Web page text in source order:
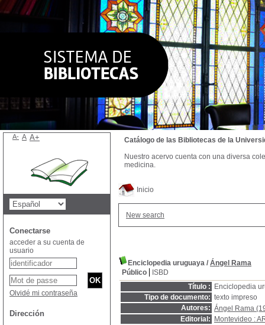
Inicio
New search
Enciclopedia uruguaya / Ángel Rama
Público
ISBD
Título :
Enciclopedia
Tipo de documento: texto impreso
Autores: Ángel Rama
Editorial:
Montevideo :
Catálogo de las Bibliotecas de la
Nuestro acervo cuenta con una diversa
medicina.
A- A A+
Conectarse
acceder a su cuenta de
usuario
Olvidé mi contraseña
Dirección